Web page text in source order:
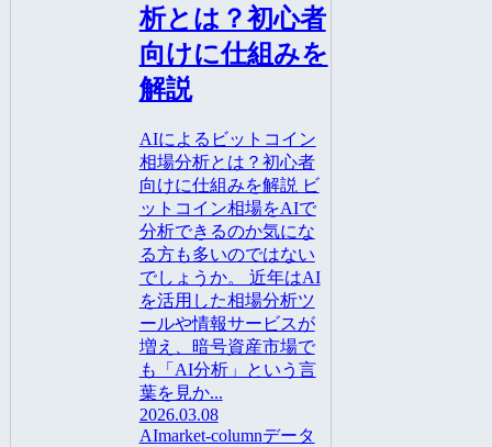
析とは？初心者
向けに仕組みを
解説
AIによるビットコイン
相場分析とは？初心者
向けに仕組みを解説 ビ
ットコイン相場をAIで
分析できるのか気にな
る方も多いのではない
でしょうか。 近年はAI
を活用した相場分析ツ
ールや情報サービスが
増え、暗号資産市場で
も「AI分析」という言
葉を見か...
2026.03.08
AImarket-columnデータ